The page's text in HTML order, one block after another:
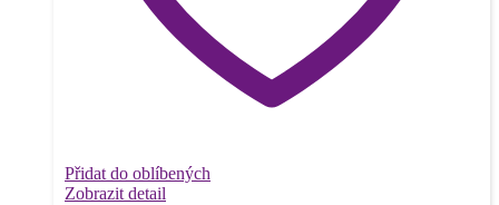
Přidat do oblíbených
Zobrazit detail